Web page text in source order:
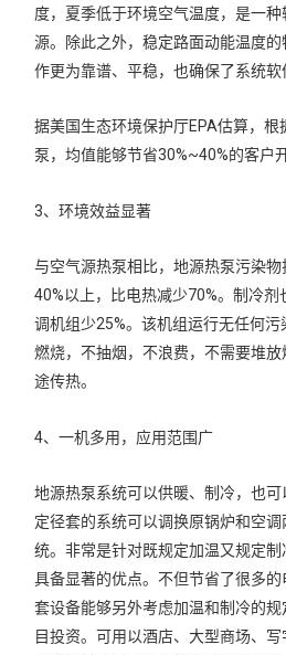
度，夏季低于环境空气温度，是一
源。除此之外，稳定路面动能温度
作更为靠谱、平稳，也确保了系统软
据美国生态环境保护厅EPA估算，
泵，均值能够节省30%~40%的客户
3、环境效益显著
与空气源热泵相比，地源热泵污染
40%以上，比电热减少70%。制冷
调机组少25%。该机组运行无任何
燃烧，不抽烟，不浪费，不需要堆
途传热。
4、一机多用，应用范围广
地源热泵系统可以供暖、制冷，也
定径套的系统可以调换原锅炉和空
统。非常是针对既规定加温又规定
具备显著的优点。不但节省了很多
套设备能够另外考虑加温和制冷的
目投资。可用以酒店、大型商场、写